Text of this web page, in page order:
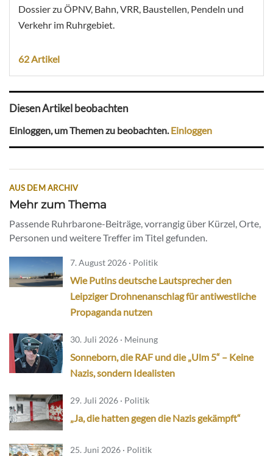
Dossier zu ÖPNV, Bahn, VRR, Baustellen, Pendeln und
Verkehr im Ruhrgebiet.
62 Artikel
Diesen Artikel beobachten
Einloggen, um Themen zu beobachten.Einloggen
AUS DEM ARCHIV
Mehr zum Thema
Passende Ruhrbarone-Beiträge, vorrangig über Kürzel, Orte,
Personen und weitere Treffer im Titel gefunden.
7. August 2026 · Politik
Wie Putins deutsche Lautsprecher den
Leipziger Drohnenanschlag für antiwestliche
Propaganda nutzen
30. Juli 2026 · Meinung
Sonneborn, die RAF und die „Ulm 5“ – Keine
Nazis, sondern Idealisten
29. Juli 2026 · Politik
„Ja, die hatten gegen die Nazis gekämpft“
25. Juni 2026 · Politik